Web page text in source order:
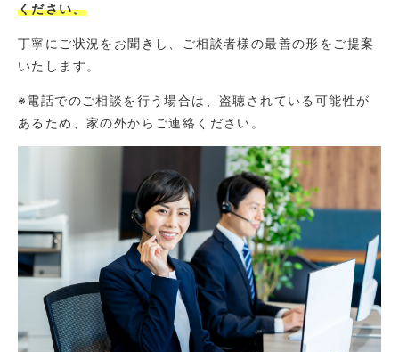
ください。
丁寧にご状況をお聞きし、ご相談者様の最善の形をご提案
いたします。
※電話でのご相談を行う場合は、盗聴されている可能性が
あるため、家の外からご連絡ください。